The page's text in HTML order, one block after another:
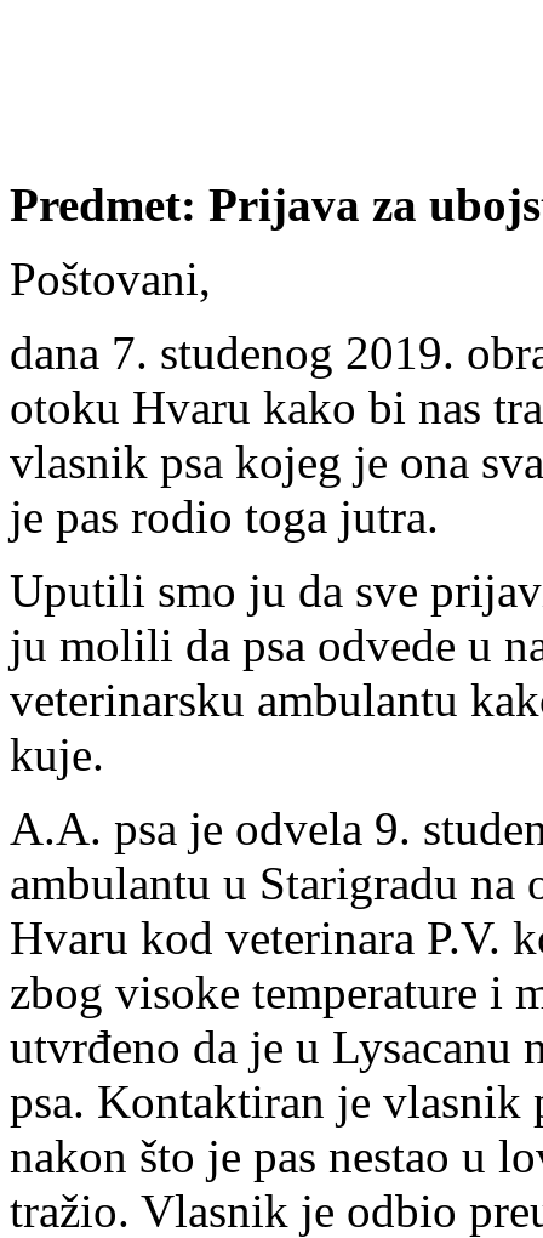
Predmet: Prijava za
Poštovani,
dana 7. studenog 2019.
otoku Hvaru kako bi nas
vlasnik psa kojeg je ona
je pas rodio toga jutra.
Uputili smo ju da sve
ju molili da psa odvede u
veterinarsku ambulantu
kuje.
A.A. psa je odvela 9.
ambulantu u Starigradu na
Hvaru kod veterinara P.V.
zbog visoke temperature i
utvrđeno da je u Lysacanu
psa. Kontaktiran je
nakon što je pas nestao u
tražio. Vlasnik je odbio